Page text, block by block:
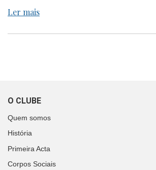
Ler mais
O CLUBE
Quem somos
História
Primeira Acta
Corpos Sociais